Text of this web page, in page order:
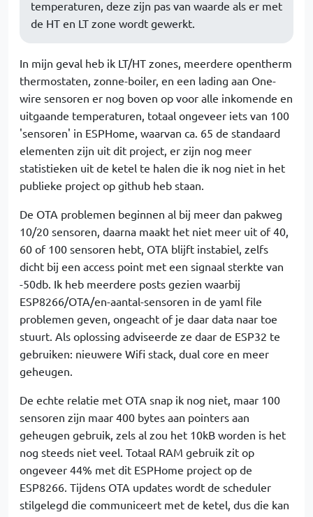
temperaturen, deze zijn pas van waarde als er met
de HT en LT zone wordt gewerkt.
In mijn geval heb ik LT/HT zones, meerdere opentherm
thermostaten, zonne-boiler, en een lading aan One-
wire sensoren er nog boven op voor alle inkomende en
uitgaande temperaturen, totaal ongeveer iets van 100
'sensoren' in ESPHome, waarvan ca. 65 de standaard
elementen zijn uit dit project, er zijn nog meer
statistieken uit de ketel te halen die ik nog niet in het
publieke project op github heb staan.
De OTA problemen beginnen al bij meer dan pakweg
10/20 sensoren, daarna maakt het niet meer uit of 40,
60 of 100 sensoren hebt, OTA blijft instabiel, zelfs
dicht bij een access point met een signaal sterkte van
-50db. Ik heb meerdere posts gezien waarbij
ESP8266/OTA/en-aantal-sensoren in de yaml file
problemen geven, ongeacht of je daar data naar toe
stuurt. Als oplossing adviseerde ze daar de ESP32 te
gebruiken: nieuwere Wifi stack, dual core en meer
geheugen.
De echte relatie met OTA snap ik nog niet, maar 100
sensoren zijn maar 400 bytes aan pointers aan
geheugen gebruik, zels al zou het 10kB worden is het
nog steeds niet veel. Totaal RAM gebruik zit op
ongeveer 44% met dit ESPHome project op de
ESP8266. Tijdens OTA updates wordt de scheduler
stilgelegd die communiceert met de ketel, dus die kan